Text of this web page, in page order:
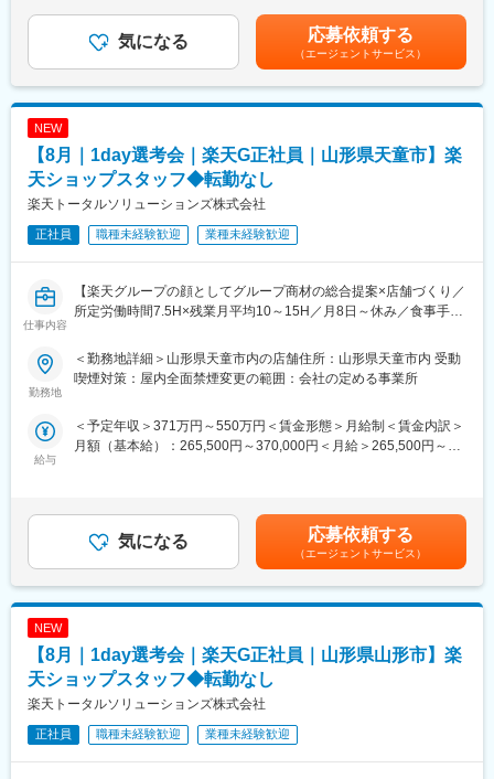
・店舗会議・研修への参加
・キャンペーン企画など、集客に向けた取り組み
■キャリアパス：
へステップアップが可能です。RSV経験後はマネジメントや本部
への異動の道もあり、長期的にキャリア形成ができます。まずは
入社後1年で店長昇格を目指していただきます。
■組織構成：
1店舗あたり店長1名、スタッフ5～15名で運営。チームワークを
重視し相談しやすい環境◎
変更の範囲：会社の定める業務
・未経験の方も歓迎！充実した研修制度あり
【選考会の概要】
・形式： Web開催（事前に企業セミナー動画をご視聴いただきま
す）
【開催日時】
8/6 (木) 17:00～20:00
8/13 (木) 17:00～20:00
8/18 (火) 17:00～20:00
8/20 (木) 17:00～20:00
※ご応募時、参加可能日時をお知らせください。
・新規契約・機種変更の受付および提案
・料金プラン、楽天ポイント活用、楽天カード、各種サービスの
・スマホの初期設定・データ移行サポート
・問い合わせ対応
・店舗会議・研修への参加
・キャンペーン企画など、集客に向けた取り組み
■キャリアパス：
へステップアップが可能です。RSV経験後はマネジメントや本部
への異動の道もあり、長期的にキャリア形成ができます。まずは
入社後1年で店長昇格を目指していただきます。
■組織構成：
1店舗あたり店長1名、スタッフ5～15名で運営。チームワークを
重視し相談しやすい環境◎
ます。月給(月額)は固定手当を含めた表記です。
気になる 応募依頼する
（エージェントサービス）
NEW
【8月｜1day選考会｜楽天G正社員｜山形県天童市】楽
天ショップスタッフ◆転勤なし
楽天トータルソリューションズ株式会社
正社員 職種未経験歓迎 業種未経験歓迎
仕事内容
【楽天グループの顔としてグループ商材の総合提案×店舗づくり／
所定労働時間7.5H×残業月平均10～15H／月8日～休み／食事手当
楽天モバイルショップに来店されるお客様へ、スマートフォン・
料金プラン・楽天カード・楽天市場・楽天ポイントなど、楽天経
活をより豊かにするトータルサポートを行うポジションです。
・未経験の方も歓迎！充実した研修制度あり
【選考会の概要】
・形式： Web開催（事前に企業セミナー動画をご視聴いただきま
す）
【開催日時】
8/6 (木) 17:00～20:00
8/13 (木) 17:00～20:00
8/18 (火) 17:00～20:00
8/20 (木) 17:00～20:00
勤務地
＜勤務地詳細＞山形県天童市内の店舗住所：山形県天童市内 受動
喫煙対策：屋内全面禁煙変更の範囲：会社の定める事業所
給与
＜予定年収＞371万円～550万円＜賃金形態＞月給制＜賃金内訳＞
月額（基本給）：265,500円～370,000円＜月給＞265,500円～
ます。月給(月額)は固定手当を含めた表記です。
気になる 応募依頼する
（エージェントサービス）
NEW
【8月｜1day選考会｜楽天G正社員｜山形県山形市】楽
天ショップスタッフ◆転勤なし
楽天トータルソリューションズ株式会社
正社員 職種未経験歓迎 業種未経験歓迎